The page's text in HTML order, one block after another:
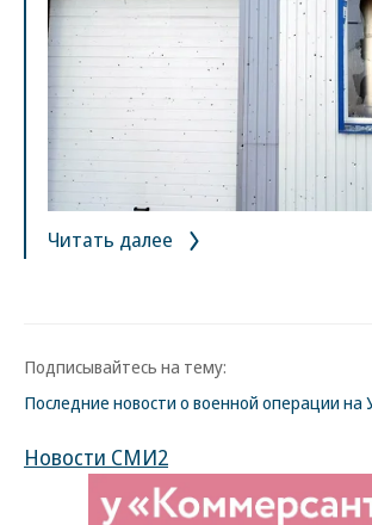
Читать далее
Подписывайтесь на тему:
Последние новости о военной операции на
Новости СМИ2